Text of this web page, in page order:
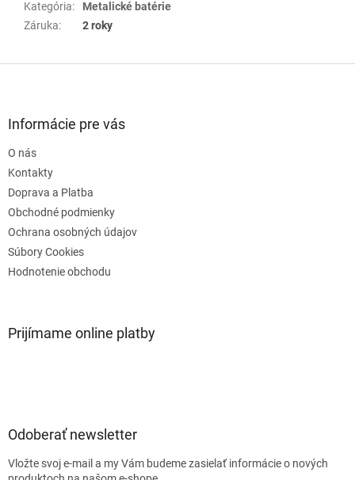
Kategória:
Metalické batérie
Záruka: 2 roky
Informácie pre vás
O nás
Kontakty
Doprava a Platba
Obchodné podmienky
Ochrana osobných údajov
Súbory Cookies
Hodnotenie obchodu
Prijímame online platby
Odoberať newsletter
Vložte svoj e-mail a my Vám budeme zasielať informácie o nových